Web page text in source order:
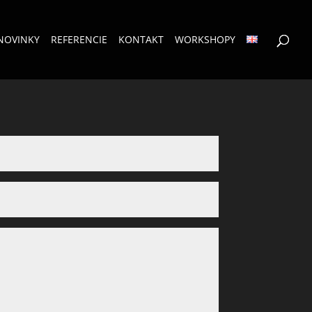
REFERENCIE KONTAKT WORKSHOPY